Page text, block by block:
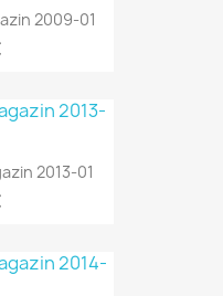
2009-01
2013-01